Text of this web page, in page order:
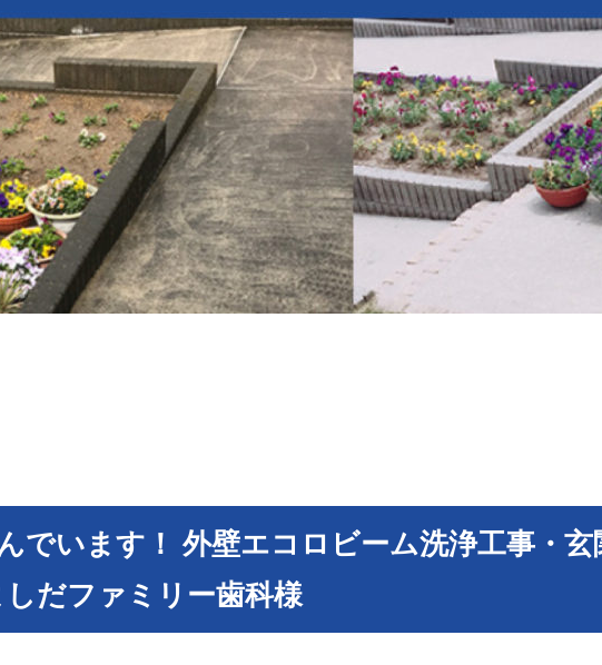
でいます！ 外壁エコロビーム洗浄工事・玄
だファミリー歯科様